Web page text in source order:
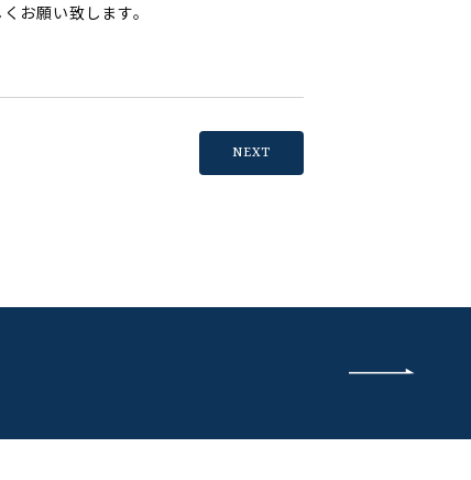
お願い致します。
NEXT